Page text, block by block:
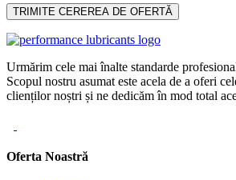
Urmărim cele mai înalte standarde
Scopul nostru asumat este acela de a oferi
clienților noștri și ne dedicăm în mod total
Oferta Noastră